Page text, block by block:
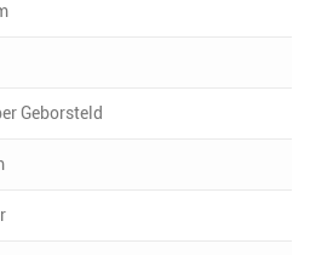
Geborsteld